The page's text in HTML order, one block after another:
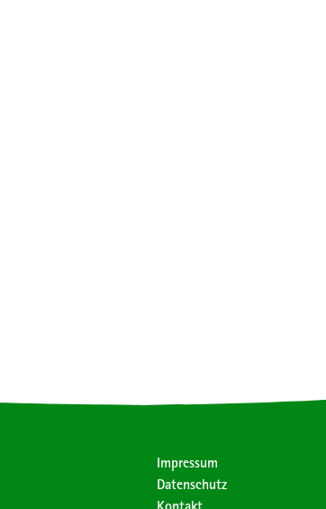
Impressum
Datenschutz